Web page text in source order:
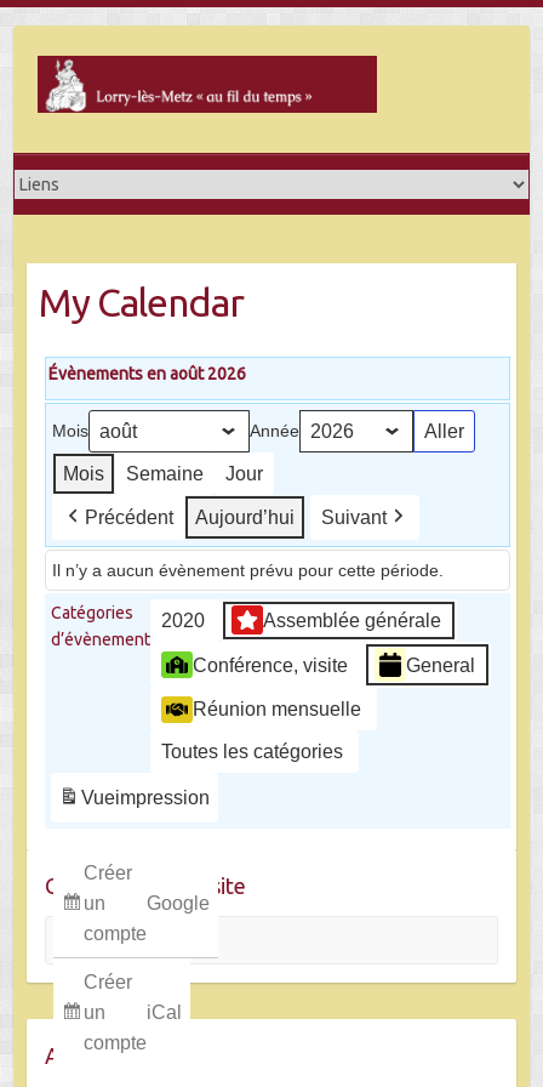
content
My Calendar
Évènements en août 2026
Mois Année
Mois Semaine Jour
Précédent Aujourd’hui Suivant
Il n’y a aucun évènement prévu pour cette période.
Catégories
d’évènement
2020 Assemblée générale
Conférence, visite General
Réunion mensuelle
Toutes les catégories
Créer
un
compte
Google
Créer
un
compte
iCal
Vueimpression
Chercher dans le site
Rechercher
Archives